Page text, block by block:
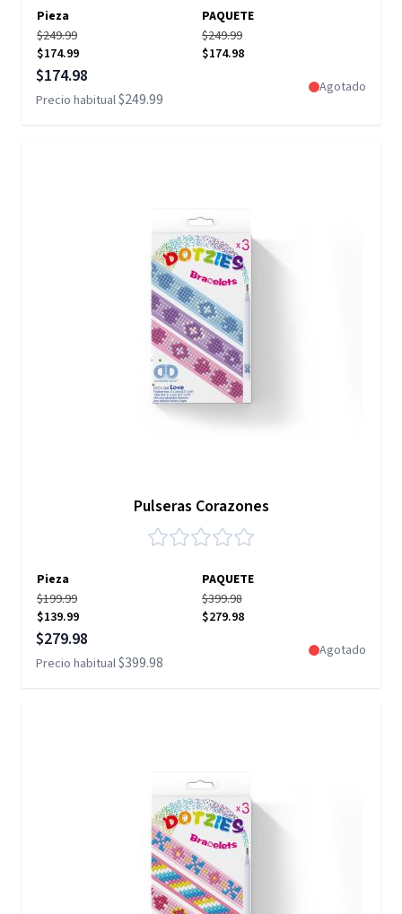
Pieza
PAQUETE
$249.99
$174.99
$249.99
$174.98
Precio especial
$174.98
Precio habitual$249.99
Agotado
Pulseras Corazones
Pieza
PAQUETE
$199.99
$139.99
$399.98
$279.98
Precio especial
$279.98
Precio habitual$399.98
Agotado